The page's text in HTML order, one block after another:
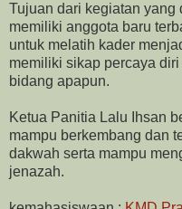
Tujuan dari kegiatan
memiliki anggota baru
untuk melatih kader
memiliki sikap percaya
bidang apapun.
Ketua Panitia Lalu Ihsan
mampu berkembang dan
dakwah serta mampu
jenazah.